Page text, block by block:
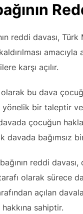
reddi davası,
karşı açılır.
bu dava
yönelik bir taleptir
çocuğun
davada bağımsız
reddi
olarak sürece
açılan
sahiptir.